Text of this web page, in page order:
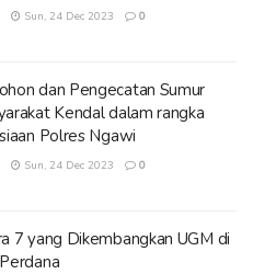
Sun, 24 Dec 2023 0
dan Pengecatan Sumur
Kendal dalam rangka
Polres Ngawi
Sun, 24 Dec 2023 0
7 yang Dikembangkan UGM di